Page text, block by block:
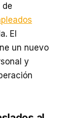
de
El
un nuevo
y